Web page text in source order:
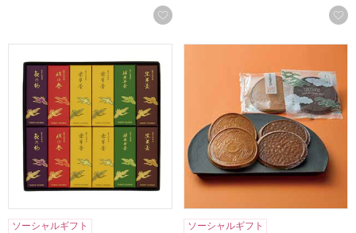
お気に入りに登録する
ソーシャルギフト ソーシャルギフト